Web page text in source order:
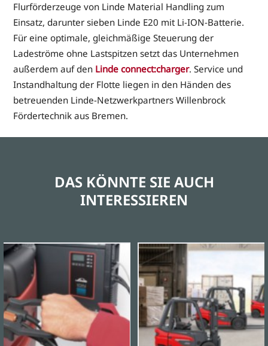
Flurförderzeuge von Linde Material Handling zum
Einsatz, darunter sieben Linde E20 mit Li-ION-Batterie.
Für eine optimale, gleichmäßige Steuerung der
Ladeströme ohne Lastspitzen setzt das Unternehmen
außerdem auf den Linde connect:charger. Service und
Instandhaltung der Flotte liegen in den Händen des
betreuenden Linde-Netzwerkpartners Willenbrock
Fördertechnik aus Bremen.
DAS KÖNNTE SIE AUCH
INTERESSIEREN